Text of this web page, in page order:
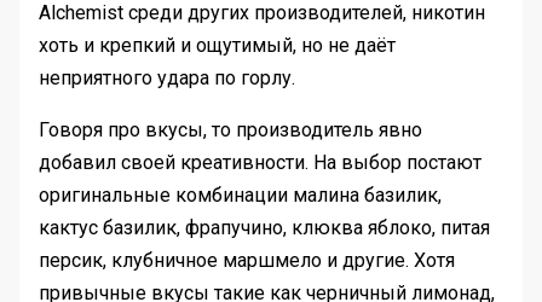
Alchemist среди других производителей, никотин
хоть и крепкий и ощутимый, но не даёт
неприятного удара по горлу.
Говоря про вкусы, то производитель явно
добавил своей креативности. На выбор постают
оригинальные комбинации малина базилик,
кактус базилик, фрапучино, клюква яблоко, питая
персик, клубничное маршмело и другие. Хотя
привычные вкусы такие как черничный лимонад,